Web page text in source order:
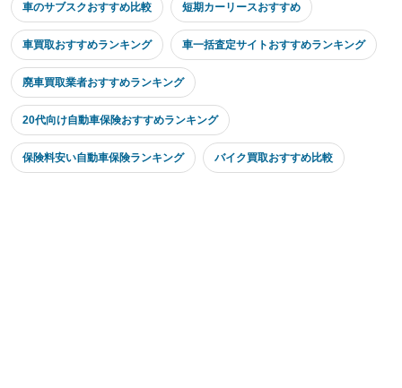
車のサブスクおすすめ比較 短期カーリースおすすめ
車買取おすすめランキング 車一括査定サイトおすすめランキング
廃車買取業者おすすめランキング
20代向け自動車保険おすすめランキング
保険料安い自動車保険ランキング バイク買取おすすめ比較